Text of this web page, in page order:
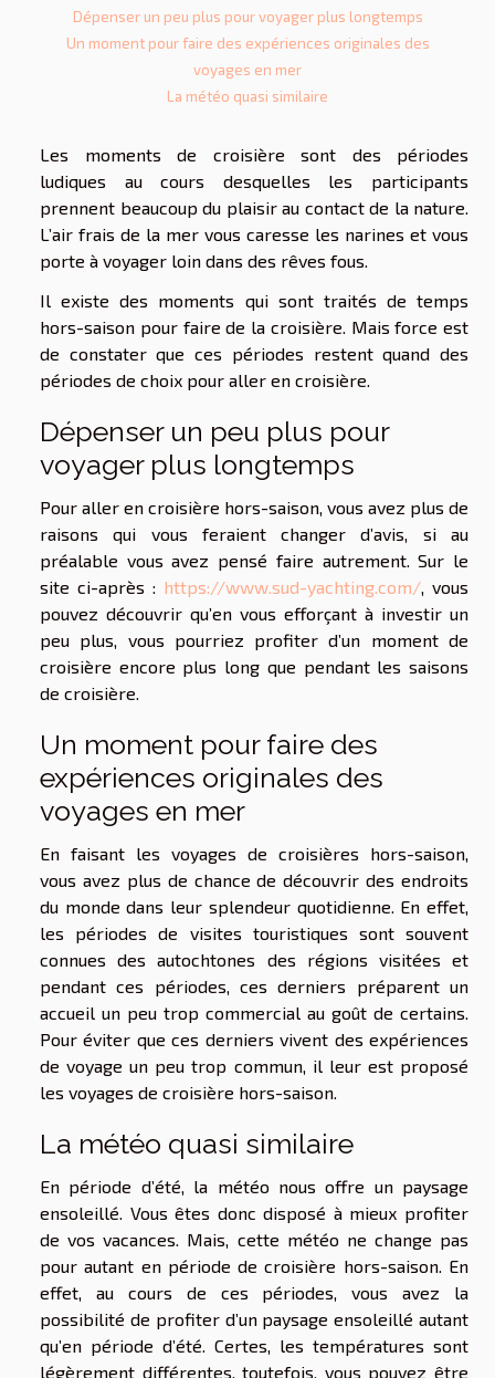
Dépenser un peu plus pour voyager plus longtemps
Un moment pour faire des expériences originales des
voyages en mer
La météo quasi similaire
Les moments de croisière sont des périodes
ludiques au cours desquelles les participants
prennent beaucoup du plaisir au contact de la nature.
L’air frais de la mer vous caresse les narines et vous
porte à voyager loin dans des rêves fous.
Il existe des moments qui sont traités de temps
hors-saison pour faire de la croisière. Mais force est
de constater que ces périodes restent quand des
périodes de choix pour aller en croisière.
Dépenser un peu plus pour
voyager plus longtemps
Pour aller en croisière hors-saison, vous avez plus de
raisons qui vous feraient changer d’avis, si au
préalable vous avez pensé faire autrement. Sur le
site ci-après : https://www.sud-yachting.com/, vous
pouvez découvrir qu’en vous efforçant à investir un
peu plus, vous pourriez profiter d’un moment de
croisière encore plus long que pendant les saisons
de croisière.
Un moment pour faire des
expériences originales des
voyages en mer
En faisant les voyages de croisières hors-saison,
vous avez plus de chance de découvrir des endroits
du monde dans leur splendeur quotidienne. En effet,
les périodes de visites touristiques sont souvent
connues des autochtones des régions visitées et
pendant ces périodes, ces derniers préparent un
accueil un peu trop commercial au goût de certains.
Pour éviter que ces derniers vivent des expériences
de voyage un peu trop commun, il leur est proposé
les voyages de croisière hors-saison.
La météo quasi similaire
En période d’été, la météo nous offre un paysage
ensoleillé. Vous êtes donc disposé à mieux profiter
de vos vacances. Mais, cette météo ne change pas
pour autant en période de croisière hors-saison. En
effet, au cours de ces périodes, vous avez la
possibilité de profiter d’un paysage ensoleillé autant
qu’en période d’été. Certes, les températures sont
légèrement différentes, toutefois, vous pouvez être